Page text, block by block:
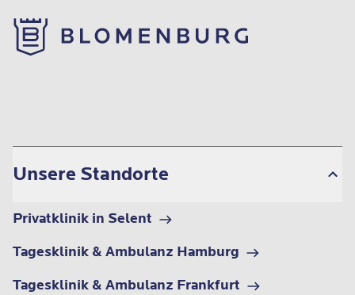
Unsere Standorte
Privatklinik in Selent
Tagesklinik & Ambulanz Hamburg
Tagesklinik & Ambulanz Frankfurt